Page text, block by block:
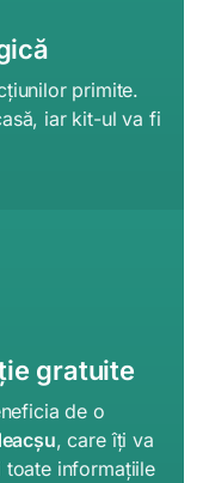
primite.
iar kit-ul va fi
gratuite
de o
, care îți va
toate informațiile